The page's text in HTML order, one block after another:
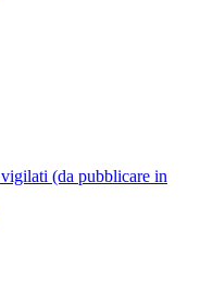
(da pubblicare in